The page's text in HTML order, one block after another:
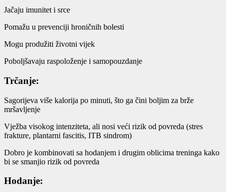
Jačaju imunitet i srce
Pomažu u prevenciji hroničnih bolesti
Mogu produžiti životni vijek
Poboljšavaju raspoloženje i samopouzdanje
Trčanje:
Sagorijeva više kalorija po minuti, što ga čini boljim za brže
mršavljenje
Vježba visokog intenziteta, ali nosi veći rizik od povreda (stres
frakture, plantarni fascitis, ITB sindrom)
Dobro je kombinovati sa hodanjem i drugim oblicima treninga kako
bi se smanjio rizik od povreda
Hodanje: